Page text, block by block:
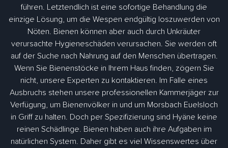
führen. Letztendlich ist eine sofortige Behandlung die
einzige Lösung, um die Wespen endgültig loszuwerden von
Nöten. Bienen können aber auch durch Unkräuter
verursachte Hygieneschäden verursachen. Sie werden oft
auf der Suche nach Nahrung auf den Menschen übertragen.
Wenn Sie Bienenstöcke in Ihrem Haus finden, zögern Sie
nicht, unsere Experten zu kontaktieren. Im Falle eines
Ausbruchs stehen unsere professionellen Kammerjäger zur
Verfügung, um Bienenvölker in und um Morsbach Euelsloch
in Griff zu halten. Doch per Spezifizierung sind Hyäne keine
reinen Schädlinge. Bienen haben auch ihre Aufgaben im
natürlichen System. Daher gibt es viel Wissenswertes über